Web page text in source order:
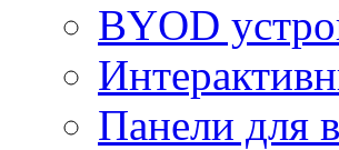
BYOD
Панели для